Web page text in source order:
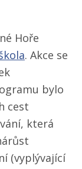
Hoře
. Akce se
bylo
cest
která
(vyplývající